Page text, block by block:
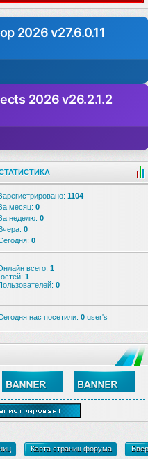
2026 v27.6.0.11
2026 v26.2.1.2
1104
месяц: 0
неделю: 0
0
0
всего: 1
1
0
нас посетили: 0 user's
Карта страниц форума